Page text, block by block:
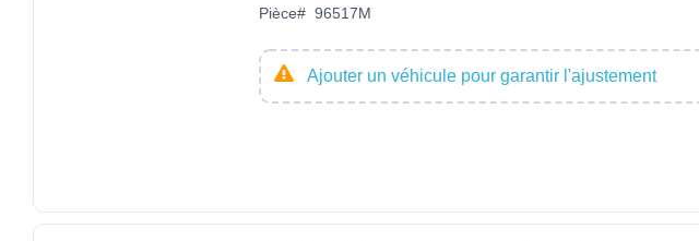
Pièce# 96517M
Ajouter un véhicule pour garantir l'ajustement